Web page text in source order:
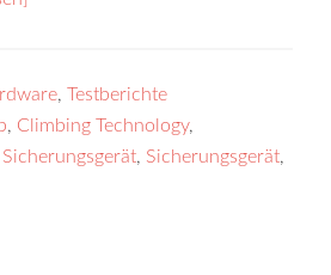
,Testberichte
, Climbing Technology,
, Sicherungsgerät,